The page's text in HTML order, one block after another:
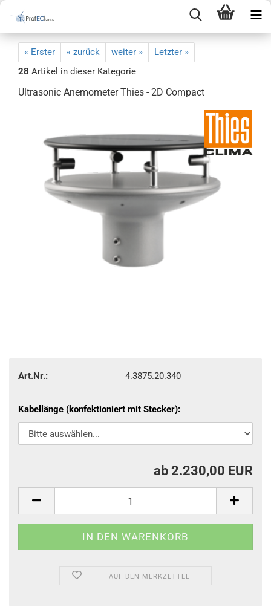
« Erster « zurück weiter »
Letzter »
28 Artikel in dieser Kategorie
Ultrasonic Anemometer Thies - 2D Compact
Art.Nr.: 4.3875.20.340
Kabellänge (konfektioniert mit Stecker):
ab 2.230,00 EUR
AUF DEN MERKZETTEL